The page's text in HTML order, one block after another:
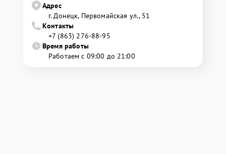
Адрес
г. Донецк, Первомайская ул., 51
Контакты
+7 (863) 276-88-95
Время работы
Работаем с 09:00 до 21:00